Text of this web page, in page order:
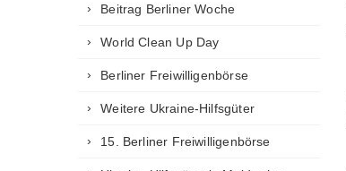
Beitrag Berliner Woche
World Clean Up Day
Berliner Freiwilligenbörse
Weitere Ukraine-Hilfsgüter
15. Berliner Freiwilligenbörse